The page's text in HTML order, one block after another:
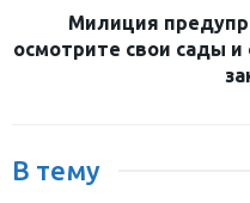
Милиция
осмотрите свои сады
В тему